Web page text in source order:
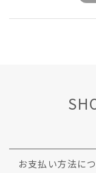
お支払い方法に